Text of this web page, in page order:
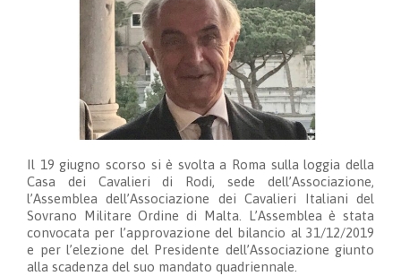
Il 19 giugno scorso si è svolta a Roma sulla loggia della
Casa dei Cavalieri di Rodi, sede dell’Associazione,
l’Assemblea dell’Associazione dei Cavalieri Italiani del
Sovrano Militare Ordine di Malta. L’Assemblea è stata
convocata per l’approvazione del bilancio al 31/12/2019
e per l’elezione del Presidente dell’Associazione giunto
alla scadenza del suo mandato quadriennale.